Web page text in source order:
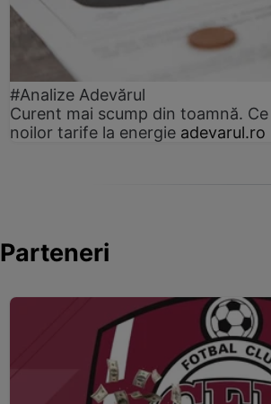
#Analize Adevărul
Curent mai scump din toamnă.
noilor tarife la energie adevarul.ro
Parteneri